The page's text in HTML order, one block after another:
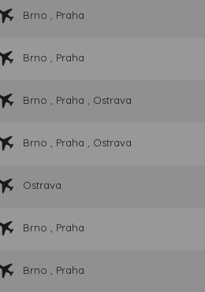
Brno , Praha
Brno , Praha
Brno , Praha , Ostrava
Brno , Praha , Ostrava
Ostrava
Brno , Praha
Brno , Praha